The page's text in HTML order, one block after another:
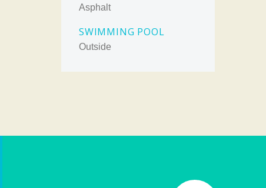
Asphalt
SWIMMING POOL
Outside